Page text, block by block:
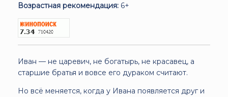
Возрастная рекомендация: 6+
Иван — не царевич, не богатырь, не красавец, а
старшие братья и вовсе его дураком считают.
Но всё меняется, когда у Ивана появляется друг и